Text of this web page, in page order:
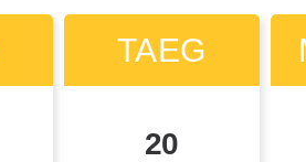
TAEG
20
TAEG
19